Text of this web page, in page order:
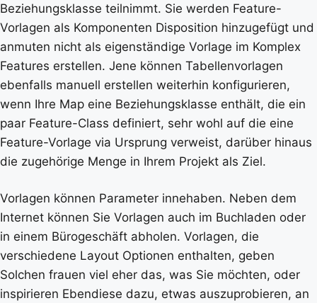
Beziehungsklasse teilnimmt. Sie werden Feature-
Vorlagen als Komponenten Disposition hinzugefügt und
anmuten nicht als eigenständige Vorlage im Komplex
Features erstellen. Jene können Tabellenvorlagen
ebenfalls manuell erstellen weiterhin konfigurieren,
wenn Ihre Map eine Beziehungsklasse enthält, die ein
paar Feature-Class definiert, sehr wohl auf die eine
Feature-Vorlage via Ursprung verweist, darüber hinaus
die zugehörige Menge in Ihrem Projekt als Ziel.
Vorlagen können Parameter innehaben. Neben dem
Internet können Sie Vorlagen auch im Buchladen oder
in einem Bürogeschäft abholen. Vorlagen, die
verschiedene Layout Optionen enthalten, geben
Solchen frauen viel eher das, was Sie möchten, oder
inspirieren Ebendiese dazu, etwas auszuprobieren, an